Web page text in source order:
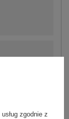
zgodnie z